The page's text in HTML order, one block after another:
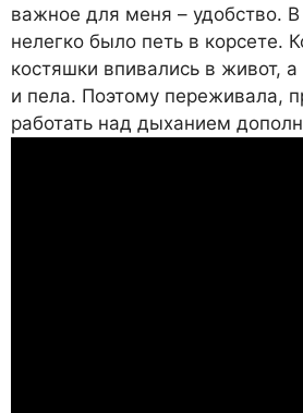
важное для меня – удобство.
нелегко было петь в корсете.
костяшки впивались в живот,
и пела. Поэтому переживала,
работать над дыханием